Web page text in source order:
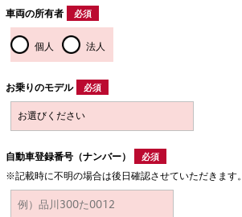
車両の所有者 必須
個人 法人
お乗りのモデル 必須
自動車登録番号（ナンバー） 必須
※記載時に不明の場合は後日確認させていただきます。